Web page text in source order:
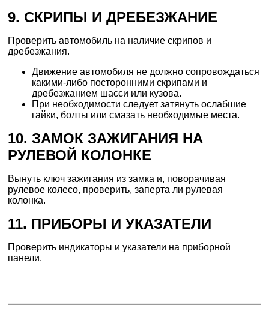
9. СКРИПЫ И ДРЕБЕЗЖАНИЕ
Проверить автомобиль на наличие скрипов и
дребезжания.
Движение автомобиля не должно сопровождаться
какими-либо посторонними скрипами и
дребезжанием шасси или кузова.
При необходимости следует затянуть ослабшие
гайки, болты или смазать необходимые места.
10. ЗАМОК ЗАЖИГАНИЯ НА
РУЛЕВОЙ КОЛОНКЕ
Вынуть ключ зажигания из замка и, поворачивая
рулевое колесо, проверить, заперта ли рулевая
колонка.
11. ПРИБОРЫ И УКАЗАТЕЛИ
Проверить индикаторы и указатели на приборной
панели.